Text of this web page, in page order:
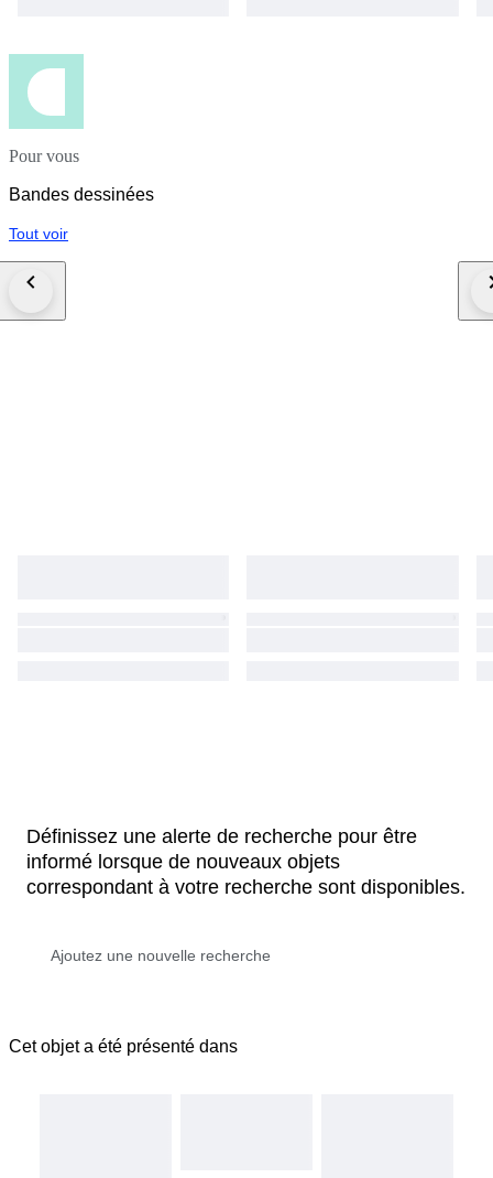
Pour vous
Bandes dessinées
Tout voir
Définissez une alerte de recherche pour être
informé lorsque de nouveaux objets
correspondant à votre recherche sont disponibles.
Cet objet a été présenté dans